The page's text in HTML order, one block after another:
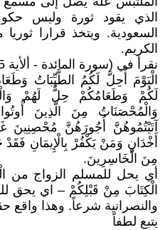
الذي يقود ثورة وليس
السعودية. ويتخذ قرارا
الكريم.
نقرأ في (سورة المائدة - ألأية 5):
الْيَوْمَ أُحِلَّ لَكُمُ الطَّيِّبَاتُ
لَكُمْ وَطَعَامُكُمْ حِلٌّ لَهُمْ
وَالْمُحْصَنَاتُ مِنَ الَّذِينَ
آتَيْتُمُوهُنَّ أُجُورَهُنَّ مُحْصِنِينَ
أَخْدَانٍ وَمَنْ يَكْفُرْ بِالْإِيمَانِ
مِنَ الْخَاسِرِينَ.
أي يحل للمسلم الزواج من
الْكِتَابَ مِنْ قَبْلِكُمْ – اي يحق
والنصرانية شرعاً. وهذا واقع
يتبع لطفاً